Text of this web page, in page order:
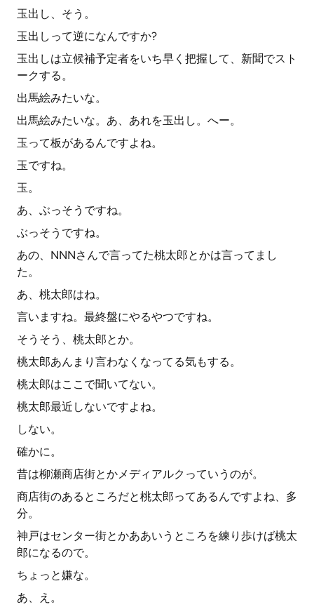
玉出し、そう。
玉出しって逆になんですか?
玉出しは立候補予定者をいち早く把握して、新聞でスト
ークする。
出馬絵みたいな。
出馬絵みたいな。あ、あれを玉出し。へー。
玉って板があるんですよね。
玉ですね。
玉。
あ、ぶっそうですね。
ぶっそうですね。
あの、NNNさんで言ってた桃太郎とかは言ってまし
た。
あ、桃太郎はね。
言いますね。最終盤にやるやつですね。
そうそう、桃太郎とか。
桃太郎あんまり言わなくなってる気もする。
桃太郎はここで聞いてない。
桃太郎最近しないですよね。
しない。
確かに。
昔は柳瀬商店街とかメディアルクっていうのが。
商店街のあるところだと桃太郎ってあるんですよね、多
分。
神戸はセンター街とかああいうところを練り歩けば桃太
郎になるので。
ちょっと嫌な。
あ、え。